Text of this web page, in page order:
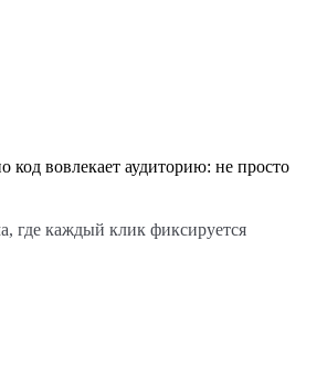
код вовлекает аудиторию: не просто
где каждый клик фиксируется